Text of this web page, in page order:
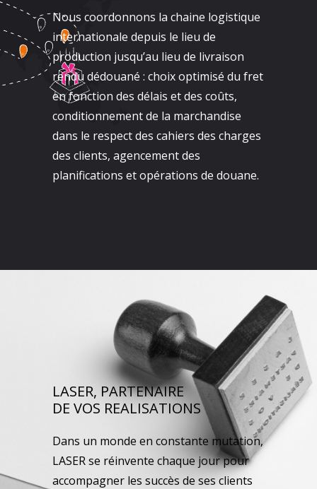
Nous coordonnons la chaine logistique
internationale depuis le lieu de
production jusqu’au lieu de livraison
rendu dédouané : choix optimisé du fret
en fonction des délais et des coûts,
conditionnement de la marchandise
dans le respect des cahiers des charges
des clients, agencement des
planifications et opérations de douane.
LASER, PARTENAIRE
DE VOS REALISATIONS
Dans un monde en constante mutation,
LASER se réinvente chaque jour pour
accompagner les succès de ses clients